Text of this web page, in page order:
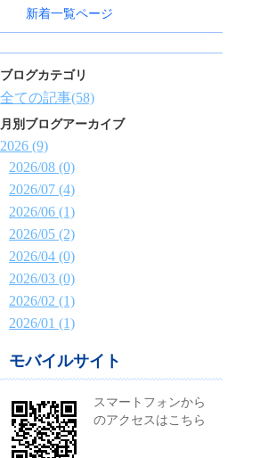
新着一覧ページ
ブログカテゴリ
全ての記事(58)
月別ブログアーカイブ
2026 (9)
2026/08 (0)
2026/07 (4)
2026/06 (1)
2026/05 (2)
2026/04 (0)
2026/03 (0)
2026/02 (1)
2026/01 (1)
モバイルサイト
スマートフォンから
のアクセスはこちら